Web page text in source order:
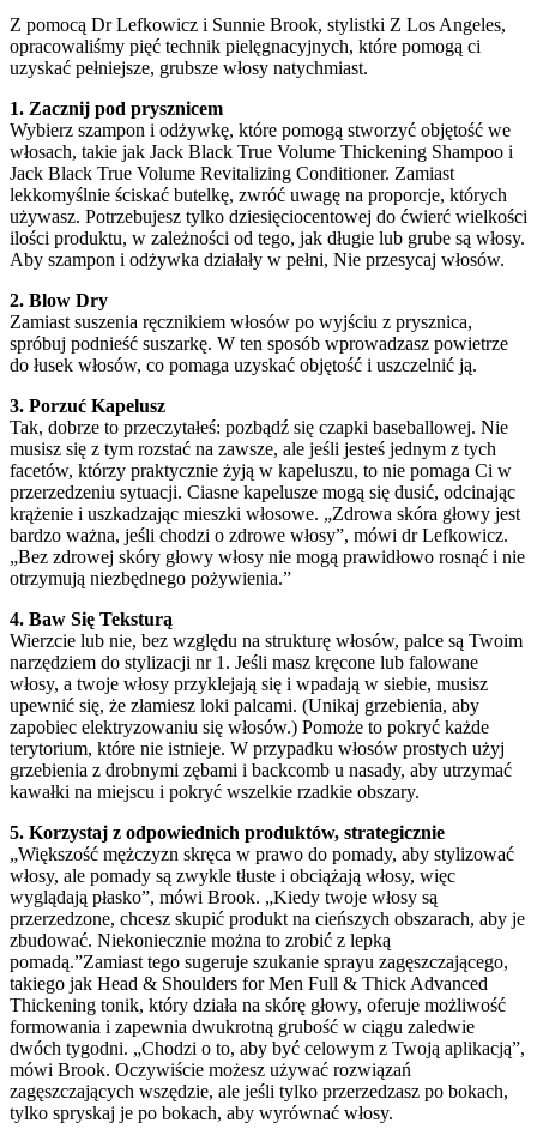
Z pomocą Dr Lefkowicz i Sunnie Brook, stylistki Z Los Angeles,
opracowaliśmy pięć technik pielęgnacyjnych, które pomogą ci
uzyskać pełniejsze, grubsze włosy natychmiast.
1. Zacznij pod prysznicem
Wybierz szampon i odżywkę, które pomogą stworzyć objętość we
włosach, takie jak Jack Black True Volume Thickening Shampoo i
Jack Black True Volume Revitalizing Conditioner. Zamiast
lekkomyślnie ściskać butelkę, zwróć uwagę na proporcje, których
używasz. Potrzebujesz tylko dziesięciocentowej do ćwierć wielkości
ilości produktu, w zależności od tego, jak długie lub grube są włosy.
Aby szampon i odżywka działały w pełni, Nie przesycaj włosów.
2. Blow Dry
Zamiast suszenia ręcznikiem włosów po wyjściu z prysznica,
spróbuj podnieść suszarkę. W ten sposób wprowadzasz powietrze
do łusek włosów, co pomaga uzyskać objętość i uszczelnić ją.
3. Porzuć Kapelusz
Tak, dobrze to przeczytałeś: pozbądź się czapki baseballowej. Nie
musisz się z tym rozstać na zawsze, ale jeśli jesteś jednym z tych
facetów, którzy praktycznie żyją w kapeluszu, to nie pomaga Ci w
przerzedzeniu sytuacji. Ciasne kapelusze mogą się dusić, odcinając
krążenie i uszkadzając mieszki włosowe. „Zdrowa skóra głowy jest
bardzo ważna, jeśli chodzi o zdrowe włosy”, mówi dr Lefkowicz.
„Bez zdrowej skóry głowy włosy nie mogą prawidłowo rosnąć i nie
otrzymują niezbędnego pożywienia.”
4. Baw Się Teksturą
Wierzcie lub nie, bez względu na strukturę włosów, palce są Twoim
narzędziem do stylizacji nr 1. Jeśli masz kręcone lub falowane
włosy, a twoje włosy przyklejają się i wpadają w siebie, musisz
upewnić się, że złamiesz loki palcami. (Unikaj grzebienia, aby
zapobiec elektryzowaniu się włosów.) Pomoże to pokryć każde
terytorium, które nie istnieje. W przypadku włosów prostych użyj
grzebienia z drobnymi zębami i backcomb u nasady, aby utrzymać
kawałki na miejscu i pokryć wszelkie rzadkie obszary.
5. Korzystaj z odpowiednich produktów, strategicznie
„Większość mężczyzn skręca w prawo do pomady, aby stylizować
włosy, ale pomady są zwykle tłuste i obciążają włosy, więc
wyglądają płasko”, mówi Brook. „Kiedy twoje włosy są
przerzedzone, chcesz skupić produkt na cieńszych obszarach, aby je
zbudować. Niekoniecznie można to zrobić z lepką
pomadą.”Zamiast tego sugeruje szukanie sprayu zagęszczającego,
takiego jak Head & Shoulders for Men Full & Thick Advanced
Thickening tonik, który działa na skórę głowy, oferuje możliwość
formowania i zapewnia dwukrotną grubość w ciągu zaledwie
dwóch tygodni. „Chodzi o to, aby być celowym z Twoją aplikacją”,
mówi Brook. Oczywiście możesz używać rozwiązań
zagęszczających wszędzie, ale jeśli tylko przerzedzasz po bokach,
tylko spryskaj je po bokach, aby wyrównać włosy.